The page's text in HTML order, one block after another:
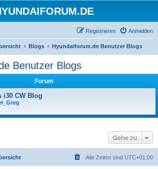
Anmelden
Registrieren
Blogs Hyundaiforum.de Benutzer Blogs
Benutzer Blogs
Forum
i30 CW Blog
Gehe zu
Alle Zeiten sind UTC+01:00